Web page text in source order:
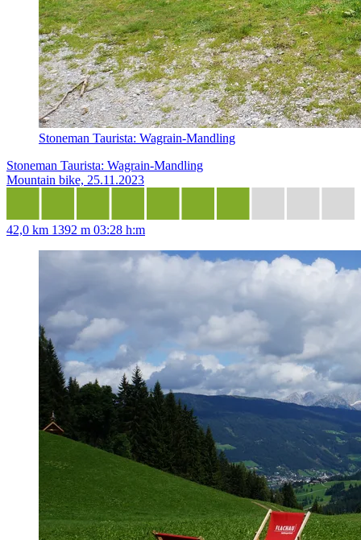
Stoneman Taurista: Wagrain-Mandling
Stoneman Taurista: Wagrain-Mandling
Mountain bike, 25.11.2023
42,0 km 1392 m 03:28 h:m